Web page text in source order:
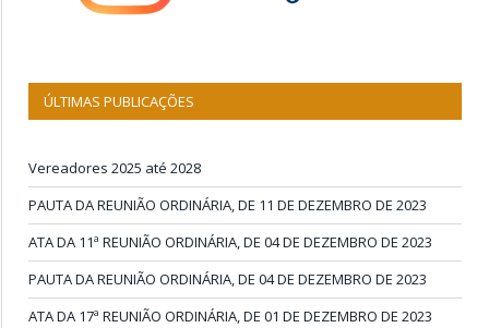
ÚLTIMAS PUBLICAÇÕES
Vereadores 2025 até 2028
PAUTA DA REUNIÃO ORDINÁRIA, DE 11 DE DEZEMBRO DE 2023
ATA DA 11ª REUNIÃO ORDINÁRIA, DE 04 DE DEZEMBRO DE 2023
PAUTA DA REUNIÃO ORDINÁRIA, DE 04 DE DEZEMBRO DE 2023
ATA DA 17ª REUNIÃO ORDINÁRIA, DE 01 DE DEZEMBRO DE 2023